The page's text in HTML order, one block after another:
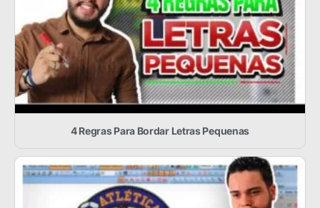
4 Regras Para Bordar Letras Pequenas